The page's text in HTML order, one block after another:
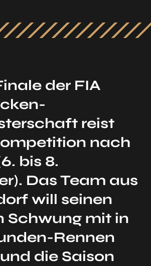
der FIA
reist
nach
bis 8.
Das Team aus
will seinen
Schwung mit in
Rennen
die Saison